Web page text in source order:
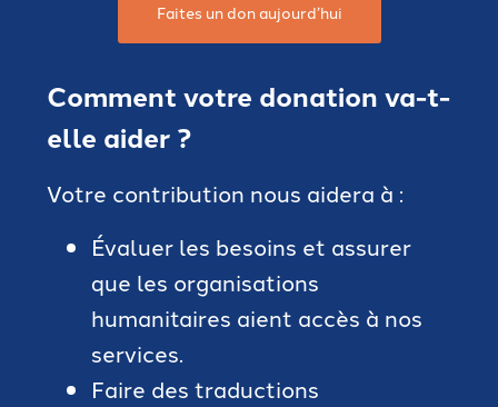
Faites un don aujourd’hui
Comment votre donation va-t-
elle aider ?
Votre contribution nous aidera à :
Évaluer les besoins et assurer
que les organisations
humanitaires aient accès à nos
services.
Faire des traductions